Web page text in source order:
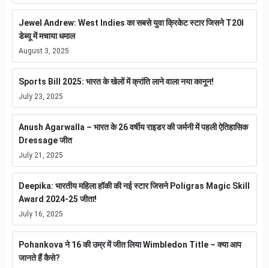
Jewel Andrew: West Indies का सबसे युवा क्रिकेट स्टार जिसने T20I
डेब्यू में मचाया धमाल
August 3, 2025
Sports Bill 2025: भारत के खेलों में क्रांति लाने वाला नया कानून!
July 23, 2025
Anush Agarwalla – भारत के 26 वर्षीय राइडर की जर्मनी में पहली ऐतिहासिक
Dressage जीत
July 21, 2025
Deepika: भारतीय महिला हॉकी की नई स्टार जिसने Poligras Magic Skill
Award 2024-25 जीता!
July 16, 2025
Pohankova ने 16 की उम्र में जीत लिया Wimbledon Title – क्या आप
जानते हैं कैसे?